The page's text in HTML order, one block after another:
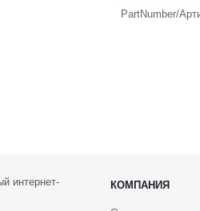
PartNumber/
интернет-
КОМПАНИЯ